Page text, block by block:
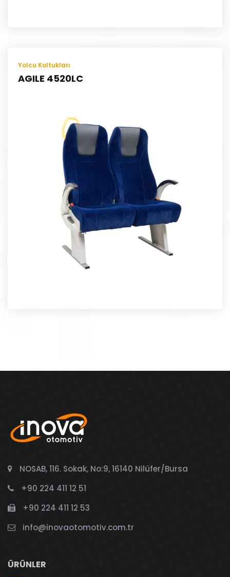
Yolcu Koltukları
AGILE 4520LC
NOSAB, 116. Sokak, No:9, 16140 Nilüfer/Bursa
+90 224 411 12 51
+90 224 411 12 53
info@inovaotomotiv.com.tr
ÜRÜNLER